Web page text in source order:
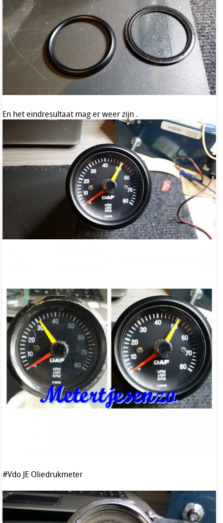
En het eindresultaat mag er weer zijn .
#Vdo JE Oliedrukmeter